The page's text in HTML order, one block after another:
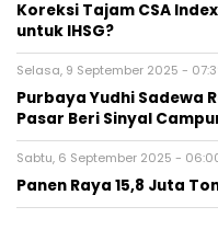
Koreksi Tajam CSA
untuk IHSG?
Selasa, 9 September 2025 -
Purbaya Yudhi Sadewa
Pasar Beri Sinyal
Sabtu, 6 September 2025 -
Panen Raya 15,8 Juta